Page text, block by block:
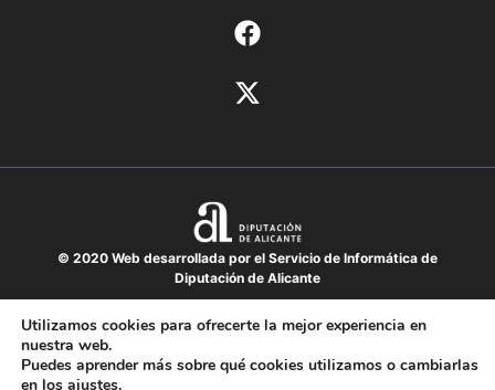
© 2020 Web desarrollada por el Servicio de Informática de
Diputación de Alicante
Aviso legal
Política de cookies
Utilizamos cookies para ofrecerte la mejor experiencia en
nuestra web.
Puedes aprender más sobre qué cookies utilizamos o cambiarlas
en los ajustes.